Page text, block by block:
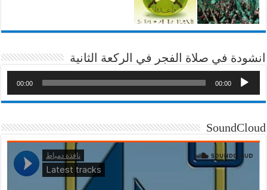
انشودة في صلاة الفجر في الركعة الثانية
00:00
00:00
SoundCloud